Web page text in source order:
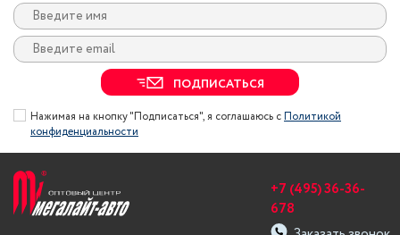
ПОДПИСАТЬСЯ
Нажимая на кнопку "Подписаться", я соглашаюсь сПолитикой
конфиденциальности
+7 (495) 36-36-
678